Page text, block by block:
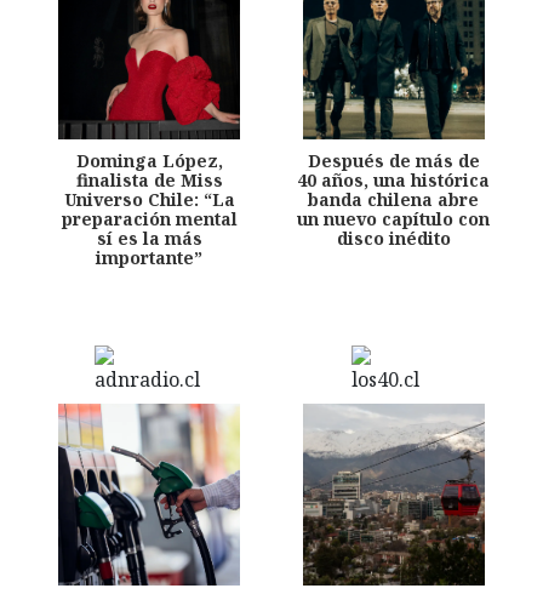
Dominga López,
finalista de Miss
Universo Chile: “La
preparación mental
sí es la más
importante”
Después de más de
40 años, una histórica
banda chilena abre
un nuevo capítulo con
disco inédito